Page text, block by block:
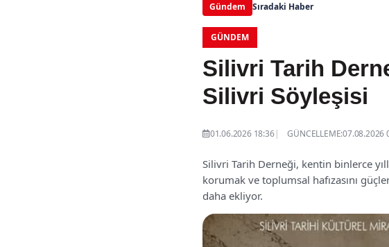
Gündem Sıradaki Haber
GÜNDEM
Silivri Tarih
Silivri Söyleşisi
01.06.2026 18:36 GÜNCELLEME:07.08.2026
Silivri Tarih Derneği, kentin binlerce
korumak ve toplumsal hafızasını
daha ekliyor.